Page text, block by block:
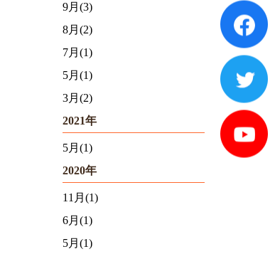
9月(3)
8月(2)
7月(1)
5月(1)
3月(2)
2021年
5月(1)
2020年
11月(1)
6月(1)
5月(1)